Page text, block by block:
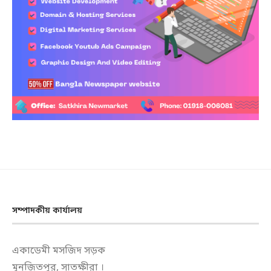
সম্পাদকীয় কার্যালয়
একাডেমী মসজিদ সড়ক
মুনজিতপুর, সাতক্ষীরা ।